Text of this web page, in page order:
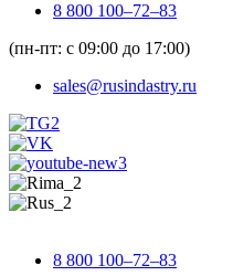
8 800 100–72–83
(пн-пт: с 09:00 до 17:00)
sales@rusindastry.ru
8 800 100–72–83